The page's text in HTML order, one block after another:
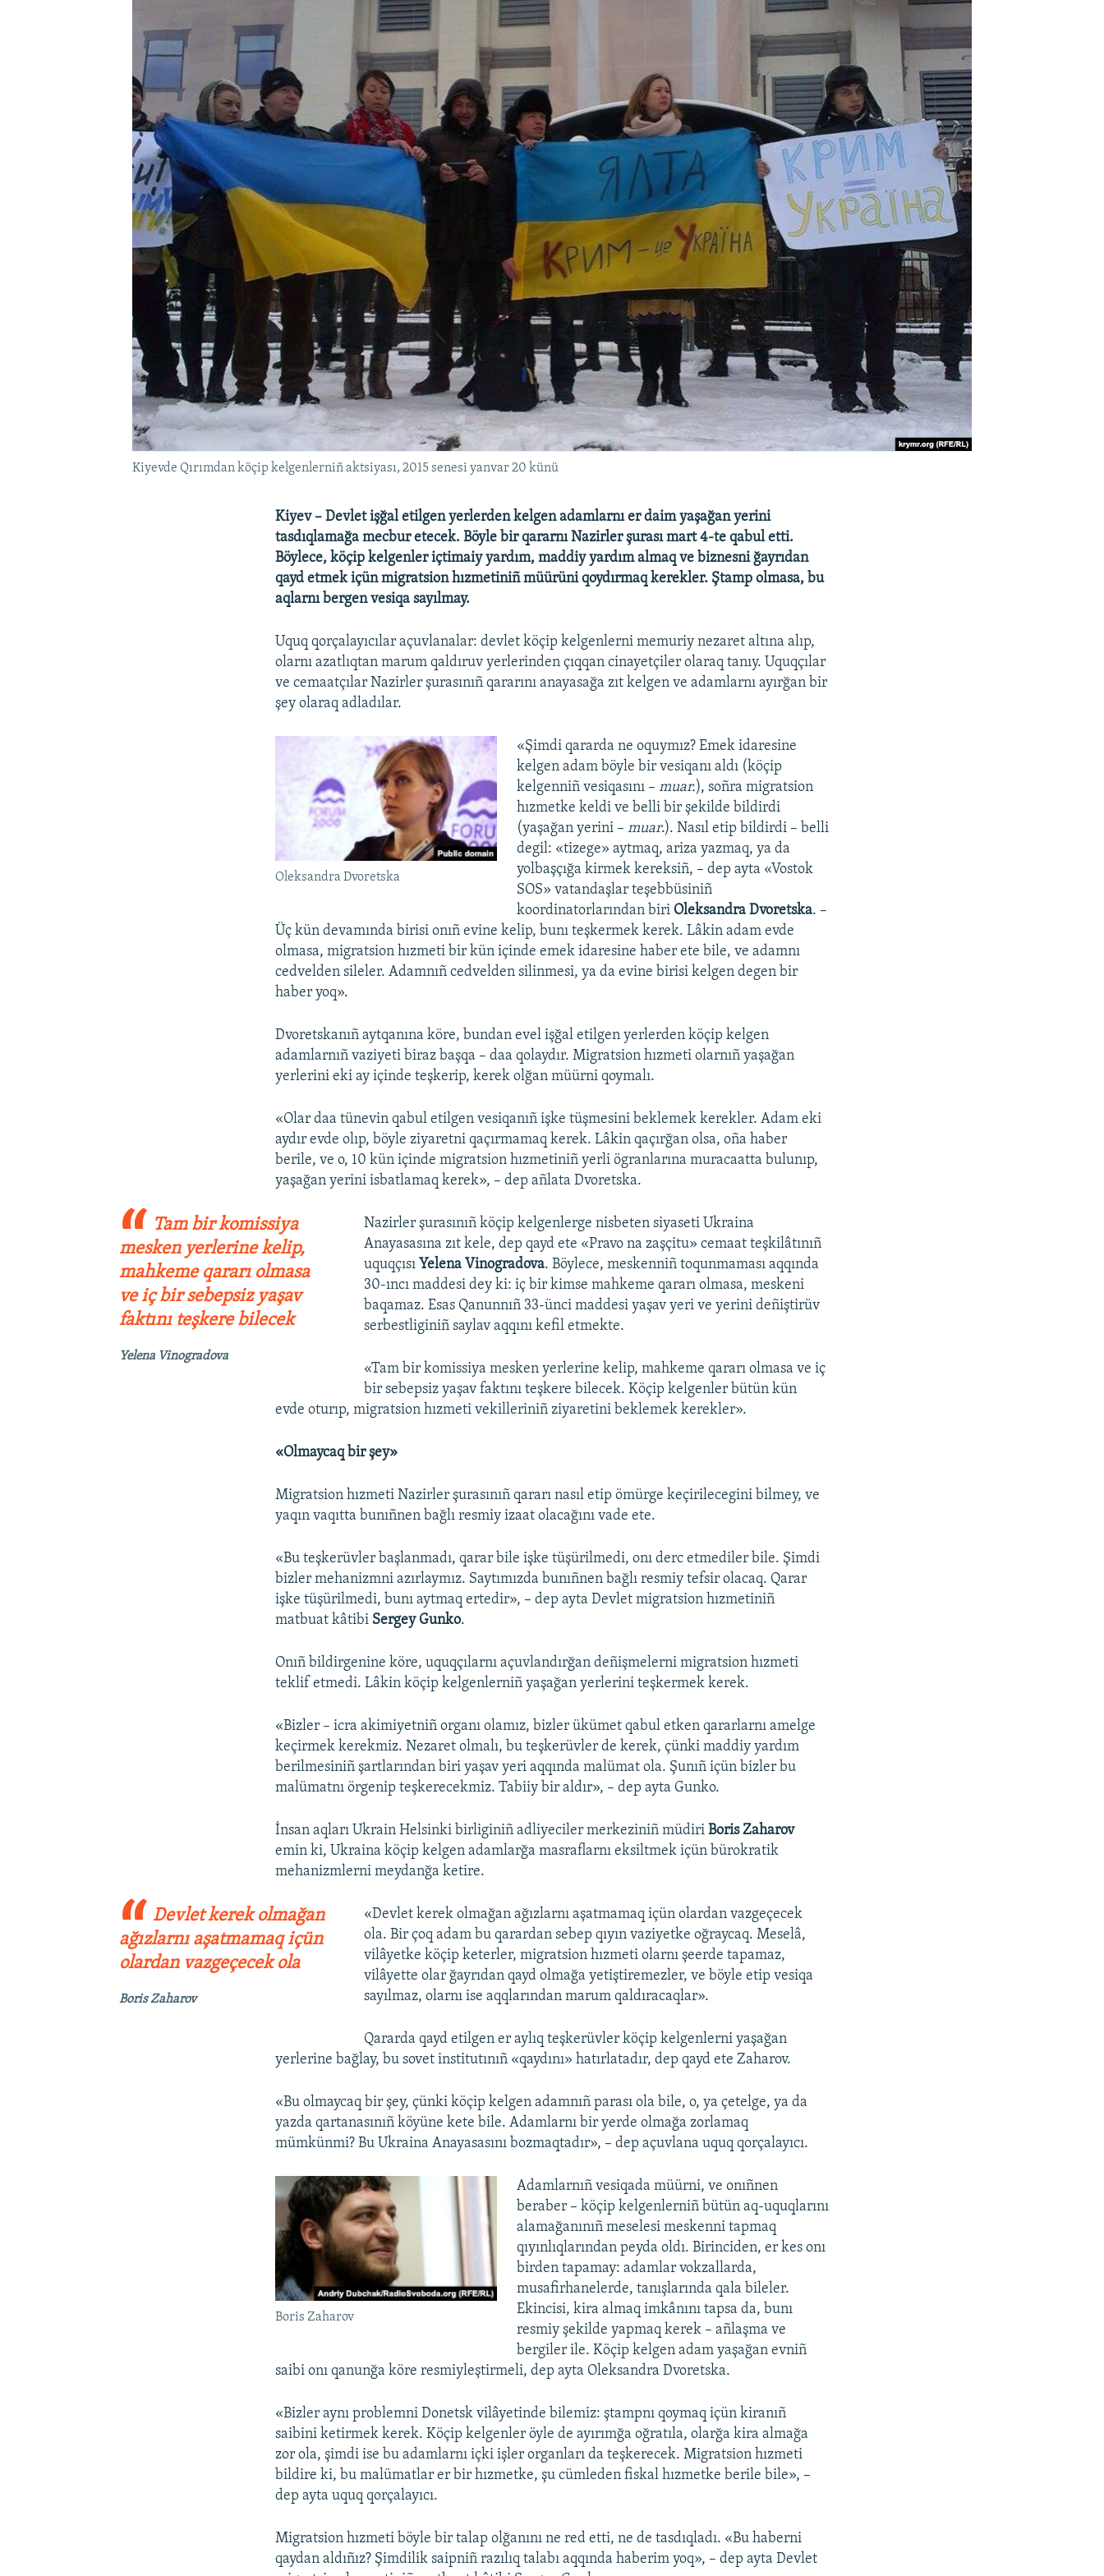
Kiyevde Qırımdan köçip kelgenlerniñ aktsiyası, 2015 senesi yanvar 20 künü
Kiyev – Devlet işğal etilgen yerlerden kelgen adamlarnı er daim yaşağan yerini
tasdıqlamağa mecbur etecek. Böyle bir qararnı Nazirler şurası mart 4-te qabul etti.
Böylece, köçip kelgenler içtimaiy yardım, maddiy yardım almaq ve biznesni ğayrıdan
qayd etmek içün migratsion hızmetiniñ müürüni qoydırmaq kerekler. Ştamp olmasa, bu
aqlarnı bergen vesiqa sayılmay.
Uquq qorçalayıcılar açuvlanalar: devlet köçip kelgenlerni memuriy nezaret altına alıp,
olarnı azatlıqtan marum qaldıruv yerlerinden çıqqan cinayetçiler olaraq tanıy. Uquqçılar
ve cemaatçılar Nazirler şurasınıñ qararını anayasağa zıt kelgen ve adamlarnı ayırğan bir
şey olaraq adladılar.
Oleksandra Dvoretska
«Şimdi qararda ne oquymız? Emek idaresine
kelgen adam böyle bir vesiqanı aldı (köçip
kelgenniñ vesiqasını – muar.), soñra migratsion
hızmetke keldi ve belli bir şekilde bildirdi
(yaşağan yerini – muar.). Nasıl etip bildirdi – belli
degil: «tizege» aytmaq, ariza yazmaq, ya da
yolbaşçığa kirmek kereksiñ, – dep ayta «Vostok
SOS» vatandaşlar teşebbüsiniñ
koordinatorlarından biri Oleksandra Dvoretska. –
Üç kün devamında birisi onıñ evine kelip, bunı teşkermek kerek. Lâkin adam evde
olmasa, migratsion hızmeti bir kün içinde emek idaresine haber ete bile, ve adamnı
cedvelden sileler. Adamnıñ cedvelden silinmesi, ya da evine birisi kelgen degen bir
haber yoq».
Dvoretskanıñ aytqanına köre, bundan evel işğal etilgen yerlerden köçip kelgen
adamlarnıñ vaziyeti biraz başqa – daa qolaydır. Migratsion hızmeti olarnıñ yaşağan
yerlerini eki ay içinde teşkerip, kerek olğan müürni qoymalı.
«Olar daa tünevin qabul etilgen vesiqanıñ işke tüşmesini beklemek kerekler. Adam eki
aydır evde olıp, böyle ziyaretni qaçırmamaq kerek. Lâkin qaçırğan olsa, oña haber
berile, ve o, 10 kün içinde migratsion hızmetiniñ yerli ögranlarına muracaatta bulunıp,
yaşağan yerini isbatlamaq kerek», – dep añlata Dvoretska.
Tam bir komissiya
mesken yerlerine kelip,
mahkeme qararı olmasa
ve iç bir sebepsiz yaşav
faktını teşkere bilecek
Yelena Vinogradova
Nazirler şurasınıñ köçip kelgenlerge nisbeten siyaseti Ukraina
Anayasasına zıt kele, dep qayd ete «Pravo na zaşçitu» cemaat teşkilâtınıñ
uquqçısı Yelena Vinogradova. Böylece, meskenniñ toqunmaması aqqında
30-ıncı maddesi dey ki: iç bir kimse mahkeme qararı olmasa, meskeni
baqamaz. Esas Qanunnıñ 33-ünci maddesi yaşav yeri ve yerini deñiştirüv
serbestliginiñ saylav aqqını kefil etmekte.
«Tam bir komissiya mesken yerlerine kelip, mahkeme qararı olmasa ve iç
bir sebepsiz yaşav faktını teşkere bilecek. Köçip kelgenler bütün kün
evde oturıp, migratsion hızmeti vekilleriniñ ziyaretini beklemek kerekler».
«Olmaycaq bir şey»
Migratsion hızmeti Nazirler şurasınıñ qararı nasıl etip ömürge keçirilecegini bilmey, ve
yaqın vaqıtta bunıñnen bağlı resmiy izaat olacağını vade ete.
«Bu teşkerüvler başlanmadı, qarar bile işke tüşürilmedi, onı derc etmediler bile. Şimdi
bizler mehanizmni azırlaymız. Saytımızda bunıñnen bağlı resmiy tefsir olacaq. Qarar
işke tüşürilmedi, bunı aytmaq ertedir», – dep ayta Devlet migratsion hızmetiniñ
matbuat kâtibi Sergey Gunko.
Onıñ bildirgenine köre, uquqçılarnı açuvlandırğan deñişmelerni migratsion hızmeti
teklif etmedi. Lâkin köçip kelgenlerniñ yaşağan yerlerini teşkermek kerek.
«Bizler – icra akimiyetniñ organı olamız, bizler ükümet qabul etken qararlarnı amelge
keçirmek kerekmiz. Nezaret olmalı, bu teşkerüvler de kerek, çünki maddiy yardım
berilmesiniñ şartlarından biri yaşav yeri aqqında malümat ola. Şunıñ içün bizler bu
malümatnı örgenip teşkerecekmiz. Tabiiy bir aldır», – dep ayta Gunko.
İnsan aqları Ukrain Helsinki birliginiñ adliyeciler merkeziniñ müdiriBoris Zaharov
emin ki, Ukraina köçip kelgen adamlarğa masraflarnı eksiltmek içün bürokratik
mehanizmlerni meydanğa ketire.
Devlet kerek olmağan
ağızlarnı aşatmamaq içün
olardan vazgeçecek ola
Boris Zaharov
«Devlet kerek olmağan ağızlarnı aşatmamaq içün olardan vazgeçecek
ola. Bir çoq adam bu qarardan sebep qıyın vaziyetke oğraycaq. Meselâ,
vilâyetke köçip keterler, migratsion hızmeti olarnı şeerde tapamaz,
vilâyette olar ğayrıdan qayd olmağa yetiştiremezler, ve böyle etip vesiqa
sayılmaz, olarnı ise aqqlarından marum qaldıracaqlar».
Qararda qayd etilgen er aylıq teşkerüvler köçip kelgenlerni yaşağan
yerlerine bağlay, bu sovet institutınıñ «qaydını» hatırlatadır, dep qayd ete Zaharov.
«Bu olmaycaq bir şey, çünki köçip kelgen adamnıñ parası ola bile, o, ya çetelge, ya da
yazda qartanasınıñ köyüne kete bile. Adamlarnı bir yerde olmağa zorlamaq
mümkünmi? Bu Ukraina Anayasasını bozmaqtadır», – dep açuvlana uquq qorçalayıcı.
Boris Zaharov
Adamlarnıñ vesiqada müürni, ve onıñnen
beraber – köçip kelgenlerniñ bütün aq-uquqlarını
alamağanınıñ meselesi meskenni tapmaq
qıyınlıqlarından peyda oldı. Birinciden, er kes onı
birden tapamay: adamlar vokzallarda,
musafirhanelerde, tanışlarında qala bileler.
Ekincisi, kira almaq imkânını tapsa da, bunı
resmiy şekilde yapmaq kerek – añlaşma ve
bergiler ile. Köçip kelgen adam yaşağan evniñ
saibi onı qanunğa köre resmiyleştirmeli, dep ayta Oleksandra Dvoretska.
«Bizler aynı problemni Donetsk vilâyetinde bilemiz: ştampnı qoymaq içün kiranıñ
saibini ketirmek kerek. Köçip kelgenler öyle de ayırımğa oğratıla, olarğa kira almağa
zor ola, şimdi ise bu adamlarnı içki işler organları da teşkerecek. Migratsion hızmeti
bildire ki, bu malümatlar er bir hızmetke, şu cümleden fiskal hızmetke berile bile», –
dep ayta uquq qorçalayıcı.
Migratsion hızmeti böyle bir talap olğanını ne red etti, ne de tasdıqladı. «Bu haberni
qaydan aldıñız? Şimdilik saipniñ razılıq talabı aqqında haberim yoq», – dep ayta Devlet